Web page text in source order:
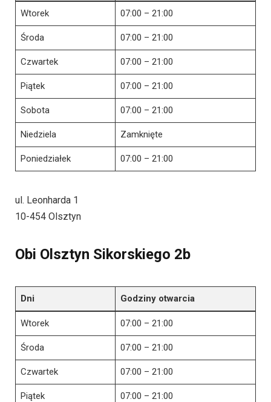
Wtorek 07:00 – 21:00
Środa 07:00 – 21:00
Czwartek 07:00 – 21:00
Piątek 07:00 – 21:00
Sobota 07:00 – 21:00
Niedziela Zamknięte
Poniedziałek 07:00 – 21:00
ul. Leonharda 1
10-454 Olsztyn
Obi Olsztyn Sikorskiego 2b
Dni Godziny otwarcia
Wtorek 07:00 – 21:00
Środa 07:00 – 21:00
Czwartek 07:00 – 21:00
Piątek 07:00 – 21:00